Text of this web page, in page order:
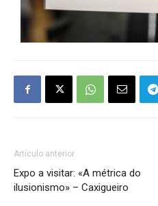
Artículo anterior
Expo a visitar: «A métrica do
ilusionismo» – Caxigueiro